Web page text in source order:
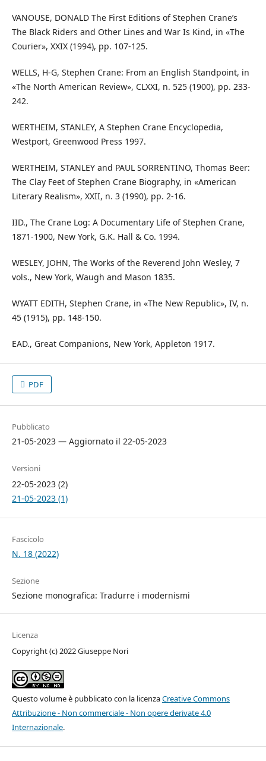
VANOUSE, DONALD The First Editions of Stephen Crane’s
The Black Riders and Other Lines and War Is Kind, in «The
Courier», XXIX (1994), pp. 107-125.
WELLS, H-G, Stephen Crane: From an English Standpoint, in
«The North American Review», CLXXI, n. 525 (1900), pp. 233-
242.
WERTHEIM, STANLEY, A Stephen Crane Encyclopedia,
Westport, Greenwood Press 1997.
WERTHEIM, STANLEY and PAUL SORRENTINO, Thomas Beer:
The Clay Feet of Stephen Crane Biography, in «American
Literary Realism», XXII, n. 3 (1990), pp. 2-16.
IID., The Crane Log: A Documentary Life of Stephen Crane,
1871-1900, New York, G.K. Hall & Co. 1994.
WESLEY, JOHN, The Works of the Reverend John Wesley, 7
vols., New York, Waugh and Mason 1835.
WYATT EDITH, Stephen Crane, in «The New Republic», IV, n.
45 (1915), pp. 148-150.
EAD., Great Companions, New York, Appleton 1917.
PDF
Pubblicato
21-05-2023 — Aggiornato il 22-05-2023
Versioni
22-05-2023 (2)
21-05-2023 (1)
Fascicolo
N. 18 (2022)
Sezione
Sezione monografica: Tradurre i modernismi
Licenza
Copyright (c) 2022 Giuseppe Nori
Questo volume è pubblicato con la licenzaCreative Commons
Attribuzione - Non commerciale - Non opere derivate 4.0
Internazionale.